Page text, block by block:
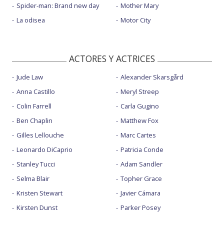
Spider-man: Brand new day
La odisea
Mother Mary
Motor City
ACTORES Y ACTRICES
Jude Law
Anna Castillo
Colin Farrell
Ben Chaplin
Gilles Lellouche
Leonardo DiCaprio
Stanley Tucci
Selma Blair
Kristen Stewart
Kirsten Dunst
Alexander Skarsgård
Meryl Streep
Carla Gugino
Matthew Fox
Marc Cartes
Patricia Conde
Adam Sandler
Topher Grace
Javier Cámara
Parker Posey